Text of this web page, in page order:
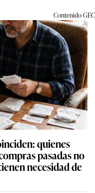
ContenidoGEC
quienes
pasadas no
necesidad de